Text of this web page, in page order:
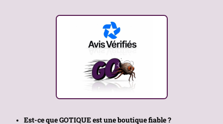
Est-ce que GOTIQUE est une boutique fiable ?